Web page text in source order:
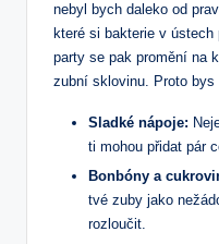
nebyl bych daleko od
které si ⁤bakterie v⁣
party se pak promění na
zubní⁣ sklovinu. Proto bys​
Sladké nápoje:
ti mohou přidat pár
Bonbóny a
tvé zuby jako
rozloučit.